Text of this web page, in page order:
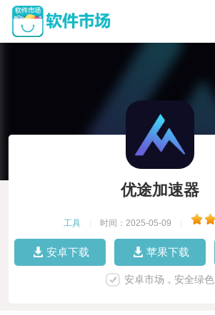
优途加速器
工具 时间：2025-05-09
安卓下载 苹果下载
安卓市场，安全绿色